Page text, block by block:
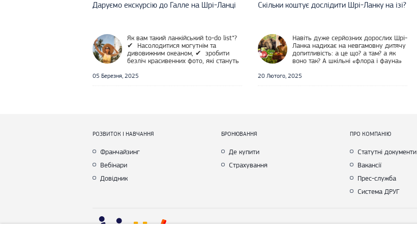
Даруємо екскурсію до Галле на Шрі-Ланці
Як вам такий ланкійський to-do list*?
✔ Насолодитися могутнім та
дивовижним океаном, ✔ зробити
безліч красивенних фото, які стануть
прогулятися атмосферними
вуличками старого міста, ✔
05 Березня, 2025
Скільки коштує дослідити Шрі-Ланку на ізі?
Навіть дуже серйозних дорослих Шрі-
Ланка надихає на невгамовну дитячу
допитливість: а це що? а там? а як
воно так? А шкільні «флора і фауна»
майже мистецької
20 Лютого, 2025
РОЗВИТОК І НАВЧАННЯ
Франчайзинг
Вебінари
Довідник
БРОНЮВАННЯ
Де купити
Страхування
ПРО КОМПАНІЮ
Статутні документи
Вакансії
Прес-служба
Система ДРУГ